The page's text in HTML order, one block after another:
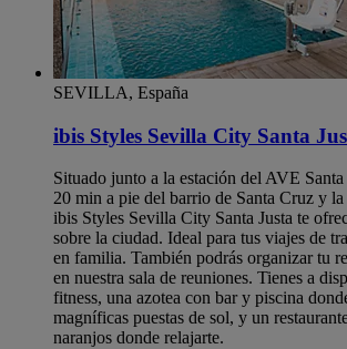
SEVILLA, España
ibis Styles Sevilla City Santa
Situado junto a la estación del AVE
20 min a pie del barrio de Santa Cruz y
ibis Styles Sevilla City Santa Justa te
sobre la ciudad. Ideal para tus viajes de
en familia. También podrás organizar tu
en nuestra sala de reuniones. Tienes a
fitness, una azotea con bar y piscina
magníficas puestas de sol, y un
naranjos donde relajarte.